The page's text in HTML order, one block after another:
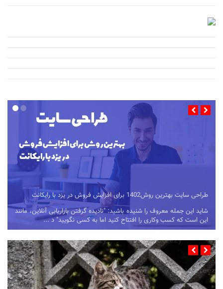
طراحی سایت بهترین روش1402 برای افزایش فروش در یزد با رایکانت
شاید این جمله معروف را شنیده باشید: "نادیده گرفتن بازاریابی آنلاین، مانند
این است که کسب وکاری را افتتاح کنید اما به کسی نگویید" د ...